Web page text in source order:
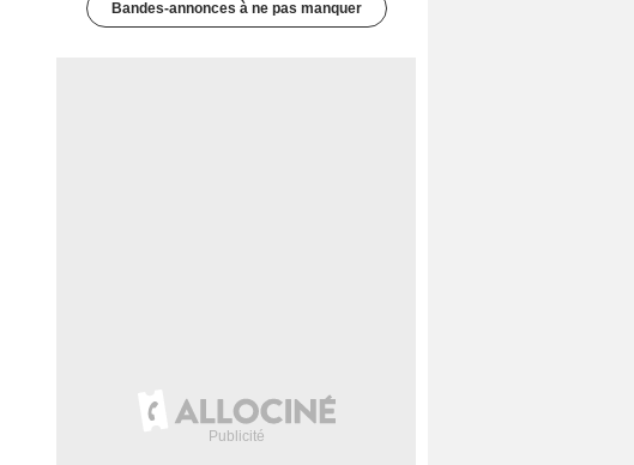
Bandes-annonces à ne pas manquer